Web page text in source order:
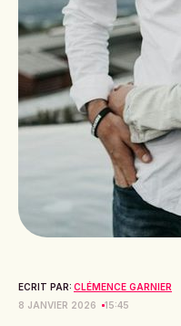
ECRIT PAR: CLÉMENCE GARNIER
8 JANVIER 2026
15:45